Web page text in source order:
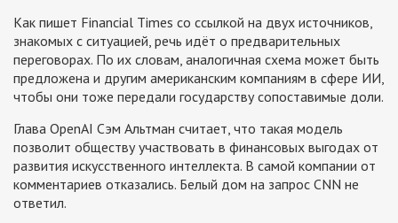
Как пишет Financial Times со ссылкой на двух источников,
знакомых с ситуацией, речь идёт о предварительных
переговорах. По их словам, аналогичная схема может быть
предложена и другим американским компаниям в сфере ИИ,
чтобы они тоже передали государству сопоставимые доли.
Глава OpenAI Сэм Альтман считает, что такая модель
позволит обществу участвовать в финансовых выгодах от
развития искусственного интеллекта. В самой компании от
комментариев отказались. Белый дом на запрос CNN не
ответил.